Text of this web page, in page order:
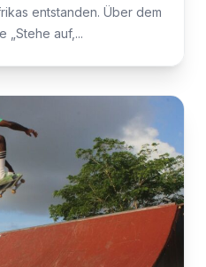
entstanden. Über dem
„Stehe auf,...